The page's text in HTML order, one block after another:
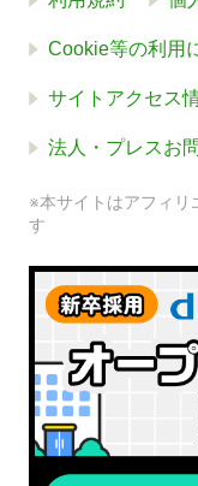
Cookie等の利用
サイトアクセス
法人・プレスお
※本サイトはアフィリ
す